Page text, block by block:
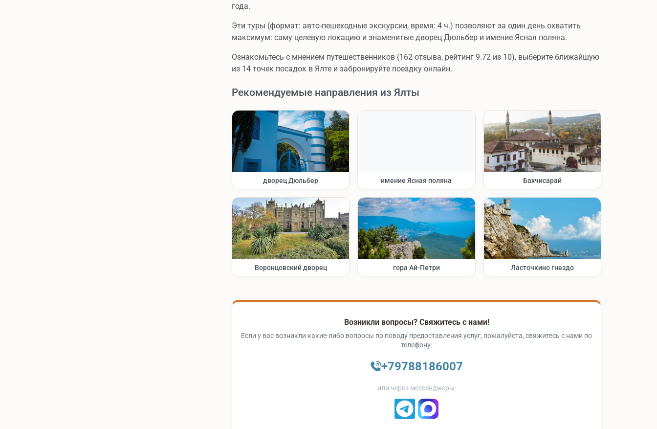
года.
Эти туры (формат: авто-пешеходные экскурсии, время: 4 ч.) позволяют за один день охватить
максимум: саму целевую локацию и знаменитые дворец Дюльбер и имение Ясная поляна.
Ознакомьтесь с мнением путешественников (162 отзыва, рейтинг 9.72 из 10), выберите ближайшую
из 14 точек посадок в Ялте и забронируйте поездку онлайн.
Рекомендуемые направления из Ялты
дворец Дюльбер имение Ясная поляна Бахчисарай
Воронцовский дворец гора Ай-Петри Ласточкино гнездо
Возникли вопросы? Свяжитесь с нами!
Если у вас возникли какие-либо вопросы по поводу предоставления услуг, пожалуйста, свяжитесь с нами по
телефону:
+79788186007
или через мессенджеры: